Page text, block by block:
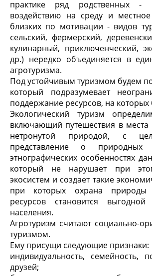
практике ряд родственных -
воздействию на среду и
близких по мотивации - видов
сельский, фермерский,
кулинарный, приключенческий,
др.) нередко объединяется в
агротуризма.
Под устойчивым туризмом будем
который подразумевает
поддержание ресурсов, на которых
Экологический туризм
включающий путешествия в места
нетронутой природой, с
представление о природных
этнографических особенностях
который не нарушает при
экосистем и создает такие
при которых охрана
ресурсов становится
населения.
Агротуризм считают социально-
туризмом.
Ему присущи следующие признаки:
индивидуальность, семейность,
друзей;